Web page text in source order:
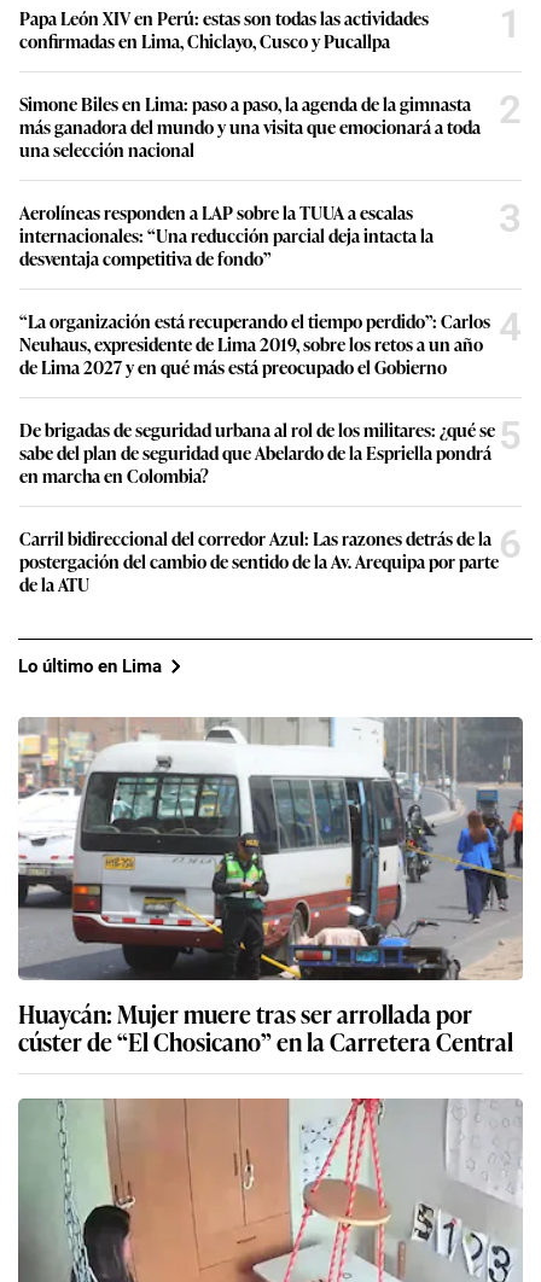
Papa León XIV en Perú: estas son todas las actividades
confirmadas en Lima, Chiclayo, Cusco y Pucallpa
1
Simone Biles en Lima: paso a paso, la agenda de la gimnasta
más ganadora del mundo y una visita que emocionará a toda
una selección nacional
2
Aerolíneas responden a LAP sobre la TUUA a escalas
internacionales: “Una reducción parcial deja intacta la
desventaja competitiva de fondo”
3
“La organización está recuperando el tiempo perdido”: Carlos
Neuhaus, expresidente de Lima 2019, sobre los retos a un año
de Lima 2027 y en qué más está preocupado el Gobierno
4
De brigadas de seguridad urbana al rol de los militares: ¿qué se
sabe del plan de seguridad que Abelardo de la Espriella pondrá
en marcha en Colombia?
5
Carril bidireccional del corredor Azul: Las razones detrás de la
postergación del cambio de sentido de la Av. Arequipa por parte
de la ATU
6
Lo último en Lima
Huaycán: Mujer muere tras ser arrollada por
cúster de “El Chosicano” en la Carretera Central